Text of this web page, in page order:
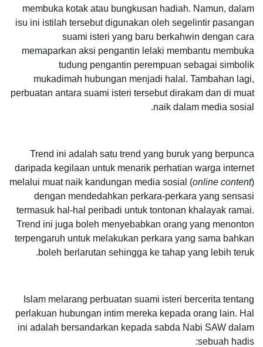
membuka kotak atau bungkusan hadiah. Namun, dalam
isu ini istilah tersebut digunakan oleh segelintir pasangan
suami isteri yang baru berkahwin dengan cara
memaparkan aksi pengantin lelaki membantu membuka
tudung pengantin perempuan sebagai simbolik
mukadimah hubungan menjadi halal. Tambahan lagi,
perbuatan antara suami isteri tersebut dirakam dan di muat
naik dalam media sosial.
Trend ini adalah satu trend yang buruk yang berpunca
daripada kegilaan untuk menarik perhatian warga internet
melalui muat naik kandungan media sosial (online content)
dengan mendedahkan perkara-perkara yang sensasi
termasuk hal-hal peribadi untuk tontonan khalayak ramai.
Trend ini juga boleh menyebabkan orang yang menonton
terpengaruh untuk melakukan perkara yang sama bahkan
boleh berlarutan sehingga ke tahap yang lebih teruk.
Islam melarang perbuatan suami isteri bercerita tentang
perlakuan hubungan intim mereka kepada orang lain. Hal
ini adalah bersandarkan kepada sabda Nabi SAW dalam
sebuah hadis: